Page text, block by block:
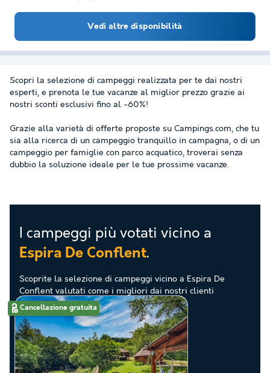
Vedi altre disponibilità
Scopri la selezione di campeggi realizzata per te dai nostri
esperti, e prenota le tue vacanze al miglior prezzo grazie ai
nostri sconti esclusivi fino al -60%!
Grazie alla varietà di offerte proposte su Campings.com, che tu
sia alla ricerca di un campeggio tranquillo in campagna, o di un
campeggio per famiglie con parco acquatico, troverai senza
dubbio la soluzione ideale per le tue prossime vacanze.
I campeggi più votati vicino a
Espira De Conflent.
Scoprite la selezione di campeggi vicino a Espira De
Conflent valutati come i migliori dai nostri clienti
Cancellazione gratuita